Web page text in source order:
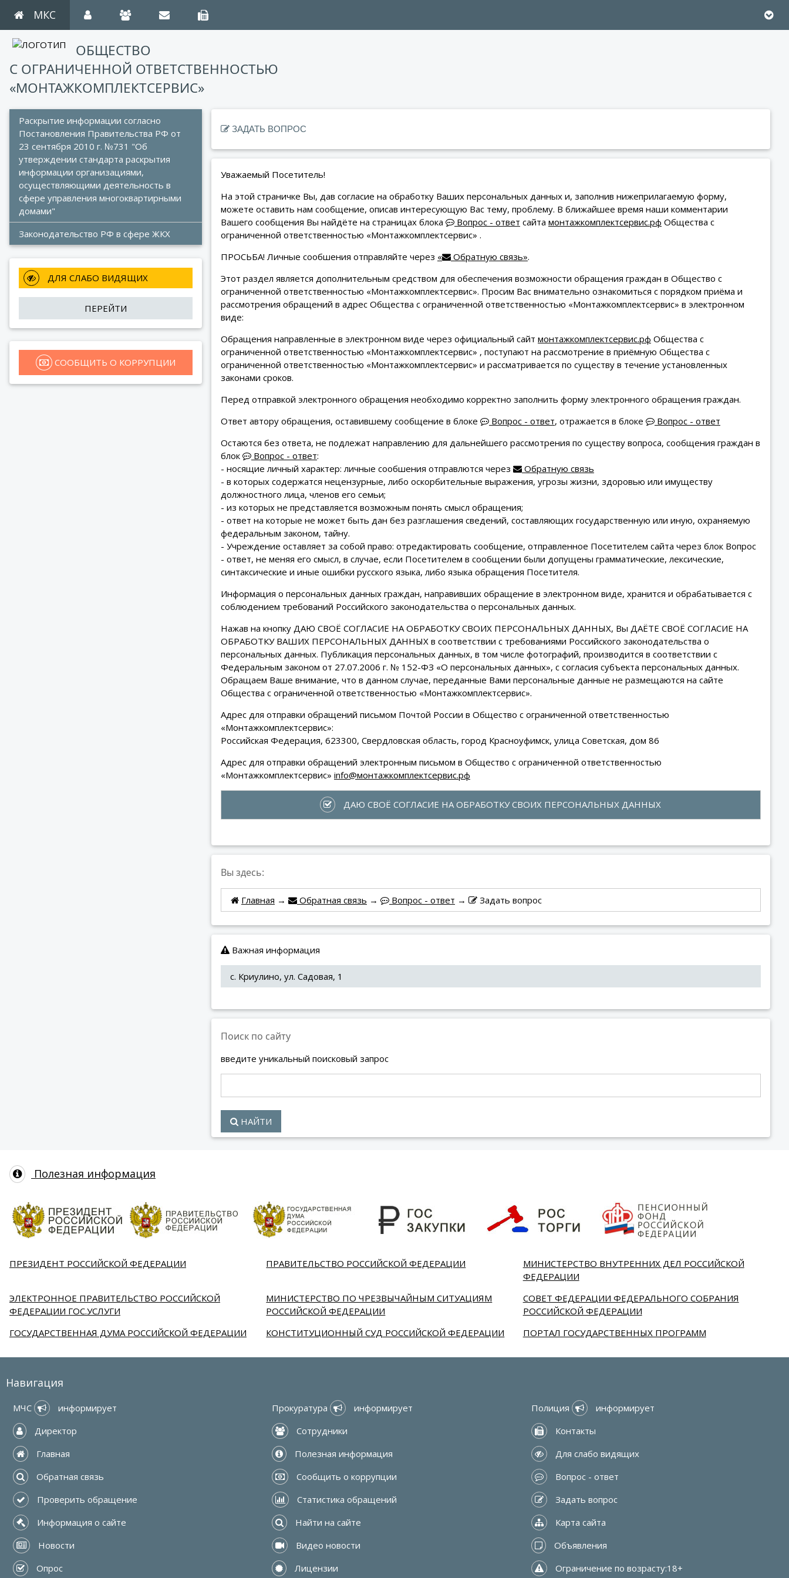
МКС
ОБЩЕСТВО
С ОГРАНИЧЕННОЙ ОТВЕТСТВЕННОСТЬЮ
«МОНТАЖКОМПЛЕКТСЕРВИС»
Раскрытие информации согласно
Постановления Правительства РФ от
23 сентября 2010 г. №731 "Об
утверждении стандарта раскрытия
информации организациями,
осуществляющими деятельность в
сфере управления многоквартирными
домами"
Законодательство РФ в сфере ЖКХ
ДЛЯ СЛАБО ВИДЯЩИХ
ПЕРЕЙТИ
СООБЩИТЬ О КОРРУПЦИИ
ЗАДАТЬ ВОПРОС
Уважаемый Посетитель!
На этой страничке Вы, дав согласие на обработку Ваших персональных данных и, заполнив нижеприлагаемую форму,
можете оставить нам сообщение, описав интересующую Вас тему, проблему. В ближайшее время наши комментарии
Вашего сообщения Вы найдёте на страницах блока
Вопрос - ответ сайта монтажкомплектсервис.рф Общества с
ограниченной ответственностью «Монтажкомплектсервис» .
ПРОСЬБА! Личные сообшения отправляйте через « Обратную связь».
Этот раздел является дополнительным средством для обеспечения возможности обращения граждан в Общество с
ограниченной ответственностью «Монтажкомплектсервис». Просим Вас внимательно ознакомиться с порядком приёма и
рассмотрения обращений в адрес Общества с ограниченной ответственностью «Монтажкомплектсервис» в электронном
виде:
Обращения направленные в электронном виде через официальный сайт монтажкомплектсервис.рф Общества с
ограниченной ответственностью «Монтажкомплектсервис» , поступают на рассмотрение в приёмную Общества с
ограниченной ответственностью «Монтажкомплектсервис» и рассматривается по существу в течение установленных
законами сроков.
Перед отправкой электронного обращения необходимо корректно заполнить форму электронного обращения граждан.
Ответ автору обращения, оставившему сообщение в блоке
Вопрос - ответ, отражается в блоке
Вопрос - ответ
Остаются без ответа, не подлежат направлению для дальнейшего рассмотрения по существу вопроса, сообщения граждан в
блок
Вопрос - ответ:
- носящие личный характер: личные сообшения отправлются через
Обратную связь
- в которых содержатся нецензурные, либо оскорбительные выражения, угрозы жизни, здоровью или имуществу
должностного лица, членов его семьи;
- из которых не представляется возможным понять смысл обращения;
- ответ на которые не может быть дан без разглашения сведений, составляющих государственную или иную, охраняемую
федеральным законом, тайну.
- Учреждение оставляет за собой право: отредактировать сообщение, отправленное Посетителем сайта через блок Вопрос
- ответ, не меняя его смысл, в случае, если Посетителем в сообщении были допущены грамматические, лексические,
синтаксические и иные ошибки русского языка, либо языка обращения Посетителя.
Информация о персональных данных граждан, направивших обращение в электронном виде, хранится и обрабатывается с
соблюдением требований Российского законодательства о персональных данных.
Нажав на кнопку ДАЮ СВОЁ СОГЛАСИЕ НА ОБРАБОТКУ СВОИХ ПЕРСОНАЛЬНЫХ ДАННЫХ, Вы ДАЁТЕ СВОЁ СОГЛАСИЕ НА
ОБРАБОТКУ ВАШИХ ПЕРСОНАЛЬНЫХ ДАННЫХ в соответствии с требованиями Российского законодательства о
персональных данных. Публикация персональных данных, в том числе фотографий, производится в соответствии с
Федеральным законом от 27.07.2006 г. № 152-ФЗ «О персональных данных», с согласия субъекта персональных данных.
Обращаем Ваше внимание, что в данном случае, переданные Вами персональные данные не размещаются на сайте
Общества с ограниченной ответственностью «Монтажкомплектсервис».
Адрес для отправки обращений письмом Почтой России в Общество с ограниченной ответственностью
«Монтажкомплектсервис»:
Российская Федерация, 623300, Свердловская область, город Красноуфимск, улица Советская, дом 86
Адрес для отправки обращений электронным письмом в Общество с ограниченной ответственностью
«Монтажкомплектсервис» info@монтажкомплектсервис.рф
ДАЮ СВОЁ СОГЛАСИЕ НА ОБРАБОТКУ СВОИХ ПЕРСОНАЛЬНЫХ ДАННЫХ
Вы здесь:
Главная → Обратная связь → Вопрос - ответ → Задать вопрос
Важная информация
с. Криулино, ул. Садовая, 1
Поиск по сайту
введите уникальный поисковый запрос
НАЙТИ
Полезная информация
ПРЕЗИДЕНТ РОССИЙСКОЙ ФЕДЕРАЦИИ ПРАВИТЕЛЬСТВО РОССИЙСКОЙ ФЕДЕРАЦИИ
МИНИСТЕРСТВО ВНУТРЕННИХ ДЕЛ РОССИЙСКОЙ
ФЕДЕРАЦИИ
ЭЛЕКТРОННОЕ ПРАВИТЕЛЬСТВО РОССИЙСКОЙ
ФЕДЕРАЦИИ ГОС.УСЛУГИ
МИНИСТЕРСТВО ПО ЧРЕЗВЫЧАЙНЫМ СИТУАЦИЯМ
РОССИЙСКОЙ ФЕДЕРАЦИИ
СОВЕТ ФЕДЕРАЦИИ ФЕДЕРАЛЬНОГО СОБРАНИЯ
РОССИЙСКОЙ ФЕДЕРАЦИИ
ГОСУДАРСТВЕННАЯ ДУМА РОССИЙСКОЙ ФЕДЕРАЦИИ
КОНСТИТУЦИОННЫЙ СУД РОССИЙСКОЙ ФЕДЕРАЦИИ ПОРТАЛ ГОСУДАРСТВЕННЫХ ПРОГРАММ
Навигация
МЧС информирует Прокуратура информирует Полиция
информирует
Директор
Сотрудники
Контакты
Главная
Полезная информация
Для слабо видящих
Обратная связь
Сообщить о коррупции
Вопрос - ответ
Проверить обращение
Статистика обращений
Задать вопрос
Информация о сайте
Найти на сайте
Карта сайта
Новости
Видео новости
Объявления
Опрос
Лицензии Ограничение по возрасту:18+